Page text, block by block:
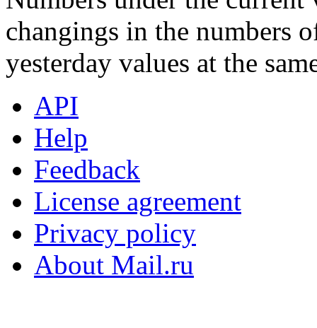
changings in the numbers
yesterday values at the
API
Help
Feedback
License agreement
Privacy policy
About Mail.ru